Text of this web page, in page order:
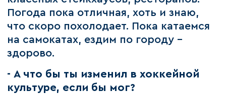
Погода пока отличная, хоть и знаю,
что скоро похолодает. Пока катаемся
на самокатах, ездим по городу -
здорово.
- А что бы ты изменил в хоккейной
культуре, если бы мог?